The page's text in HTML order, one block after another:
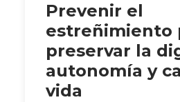
Prevenir el
estreñimiento
preservar la
autonomía y
vida